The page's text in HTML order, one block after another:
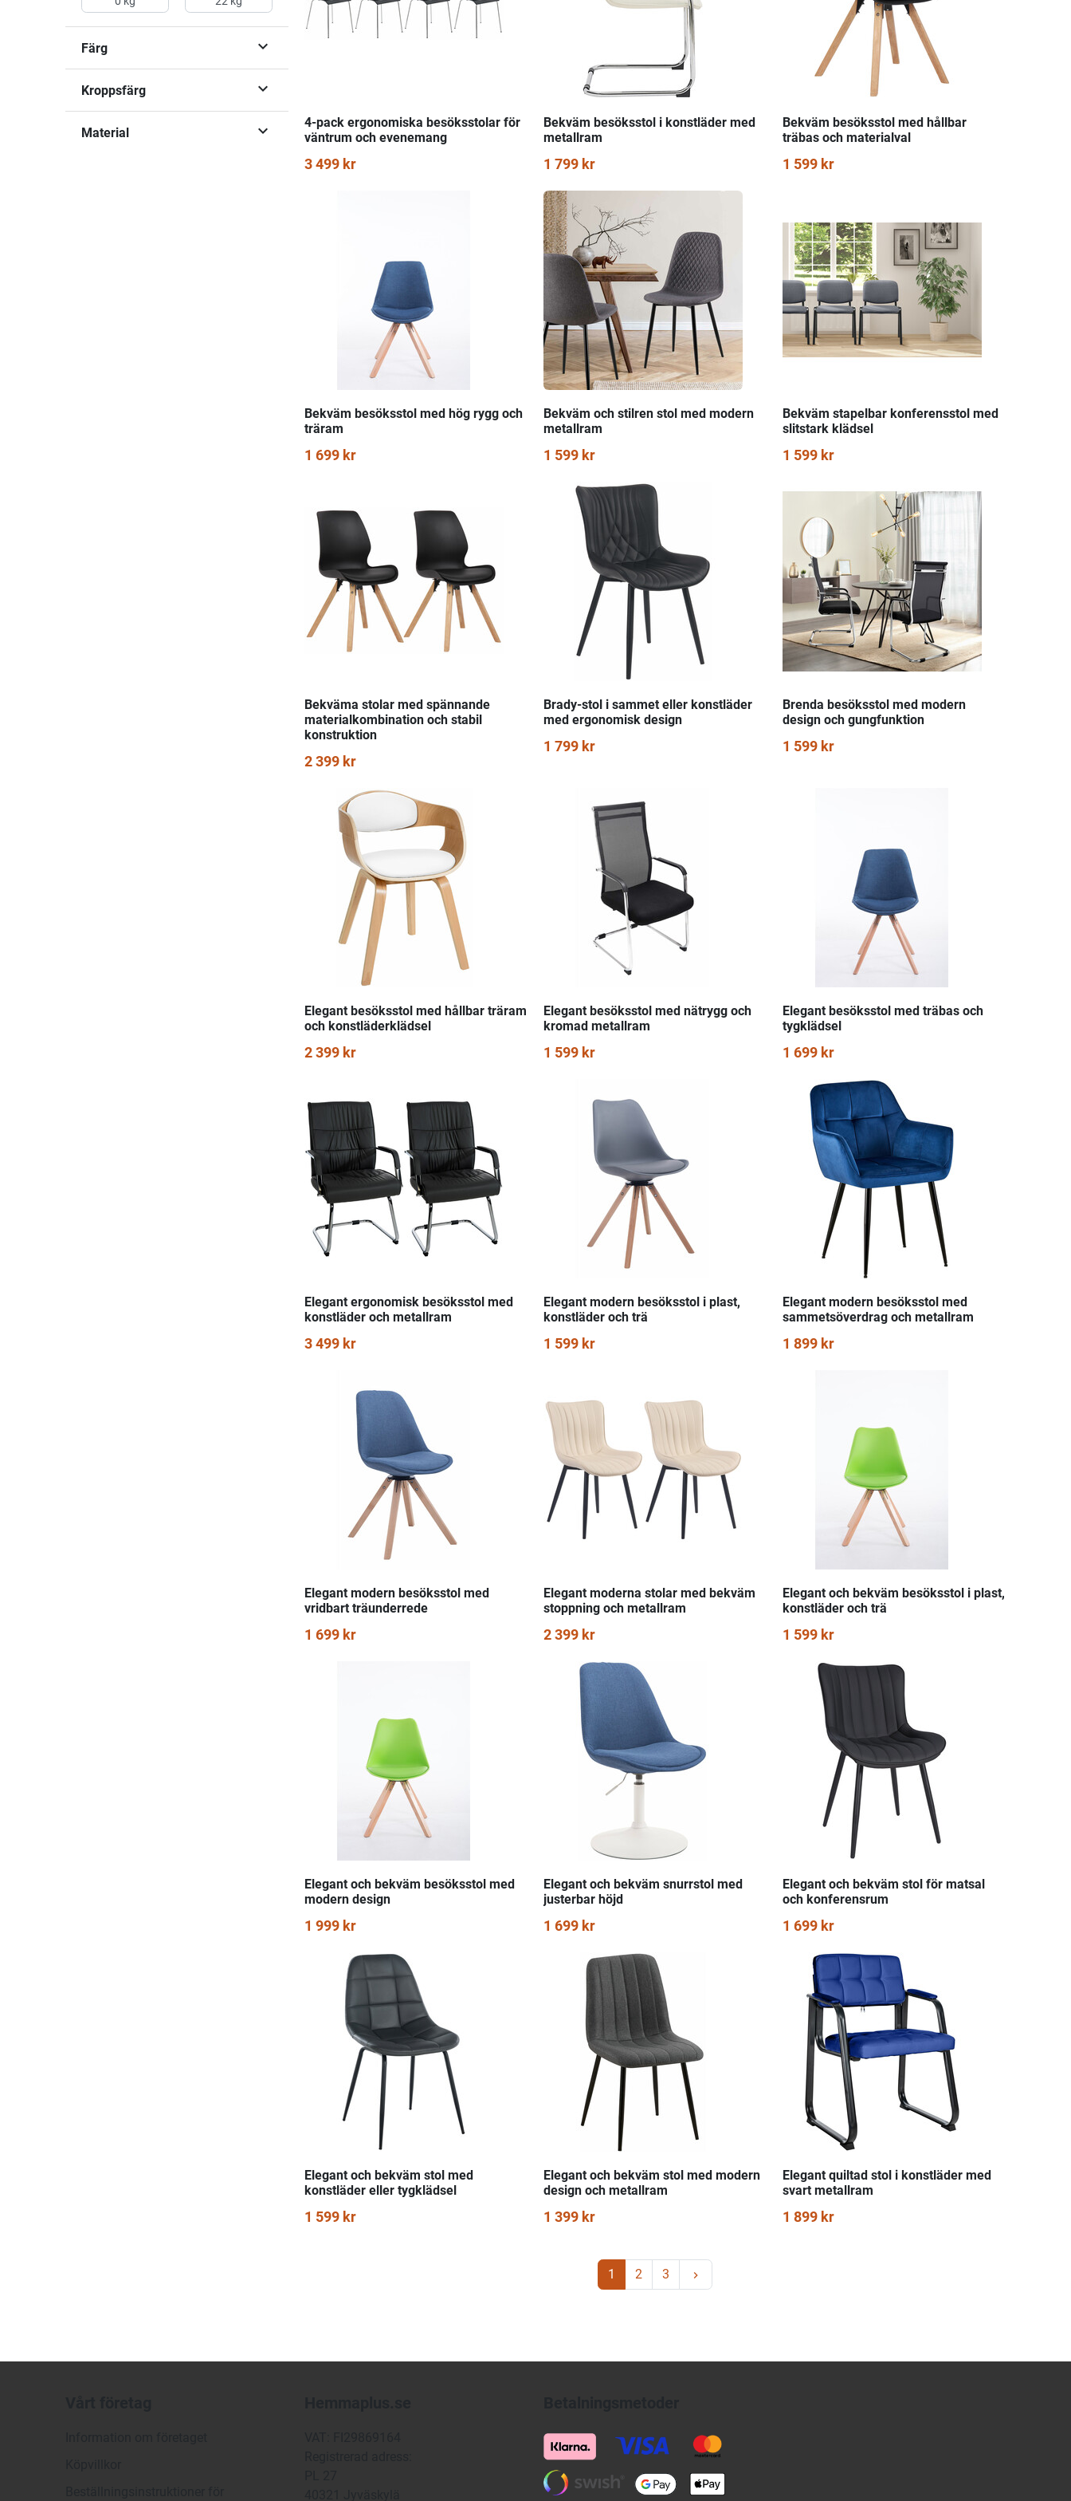
Färg 
Kroppsfärg 
Material 
4-pack ergonomiska besöksstolar för
väntrum och evenemang
3 499 kr
Bekväm besöksstol i konstläder med
metallram
1 799 kr
Bekväm besöksstol med hållbar
träbas och materialval
1 599 kr
Bekväm besöksstol med hög rygg och
träram
1 699 kr
Bekväm och stilren stol med modern
metallram
1 599 kr
Bekväm stapelbar konferensstol med
slitstark klädsel
1 599 kr
Bekväma stolar med spännande
materialkombination och stabil
konstruktion
2 399 kr
Brady-stol i sammet eller konstläder
med ergonomisk design
1 799 kr
Brenda besöksstol med modern
design och gungfunktion
1 599 kr
Elegant besöksstol med hållbar träram
och konstläderklädsel
2 399 kr
Elegant besöksstol med nätrygg och
kromad metallram
1 599 kr
Elegant besöksstol med träbas och
tygklädsel
1 699 kr
Elegant ergonomisk besöksstol med
konstläder och metallram
3 499 kr
Elegant modern besöksstol i plast,
konstläder och trä
1 599 kr
Elegant modern besöksstol med
sammetsöverdrag och metallram
1 899 kr
Elegant modern besöksstol med
vridbart träunderrede
1 699 kr
Elegant moderna stolar med bekväm
stoppning och metallram
2 399 kr
Elegant och bekväm besöksstol i plast,
konstläder och trä
1 599 kr
Elegant och bekväm besöksstol med
modern design
1 999 kr
Elegant och bekväm snurrstol med
justerbar höjd
1 699 kr
Elegant och bekväm stol för matsal
och konferensrum
1 699 kr
Elegant och bekväm stol med
konstläder eller tygklädsel
1 599 kr
Elegant och bekväm stol med modern
design och metallram
1 399 kr
Elegant quiltad stol i konstläder med
svart metallram
1 899 kr
1 2 3 keyboard_arrow_right